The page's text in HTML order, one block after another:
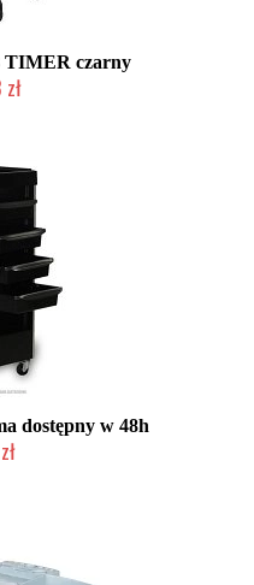
TIMER czarny
dostępny w 48h